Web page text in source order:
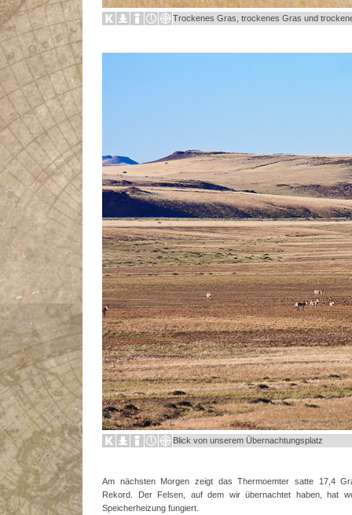
Trockenes Gras, trockenes Gras und
Blick von unserem Übernachtungsplatz
Am nächsten Morgen zeigt das Thermoemter satte 17,4
Rekord. Der Felsen, auf dem wir übernachtet haben, hat
Speicherheizung fungiert.